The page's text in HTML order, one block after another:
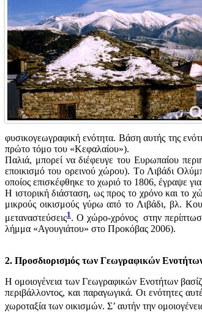
φυσικογεωγραφική ενότητα. Βάση αυτής της
πρώτο τόμο του «Κεφαλαίου»).
Παλιά, μπορεί να διέφευγε του Ευρωπαίου
εποικισμό του ορεινού χώρου). Tο Λιβάδι
οποίος επισκέφθηκε το χωριό το 1806, έγραψε
Η ιστορική διάσταση, ως προς το χρόνο και το
μικρούς οικισμούς γύρω από το Λιβάδι, βλ.
μεταναστεύσεις1. Ο χώρο-χρόνος στην
λήμμα «Αγουγιάτου» στο Προκόβας 2006).
2. Προσδιορισμός των Γεωγραφικών
Η ομοιογένεια των Γεωγραφικών Ενοτήτων
περιβάλλοντος, και παραγωγικά. Οι ενότητες
χωροταξία των οικισμών. Σ’ αυτήν την